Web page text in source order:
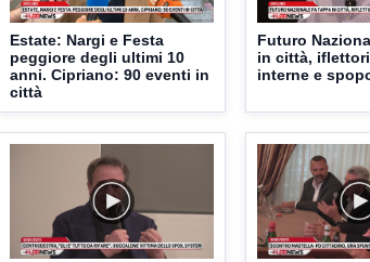
Estate: Nargi e Festa
peggiore degli ultimi 10
anni. Cipriano: 90 eventi in
città
Futuro
in città,
interne e